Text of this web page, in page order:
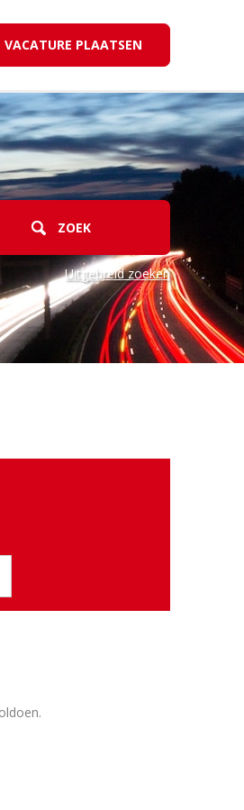
VACATURE PLAATSEN
Uitgebreid zoeken